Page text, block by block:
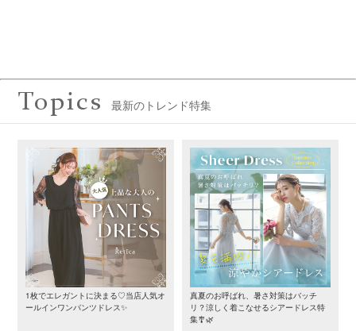
Topics 最新のトレンド特集
1枚でエレガントに決まる♡当店人気オ
ールインワンパンツドレス✨
真夏のお呼ばれ、暑さ対策はバッチ
リ？涼しく着こなせるシアードレス特
集🎐🌿